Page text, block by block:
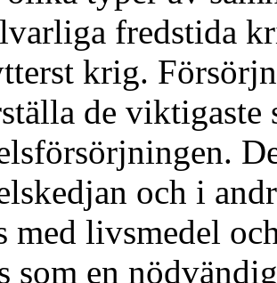
fredstida
krig.
de
och i
med livsmedel
som en